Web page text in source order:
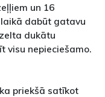
un 16
dabūt gatavu
dukātu
visu nepieciešamo.
priekšā satīkot